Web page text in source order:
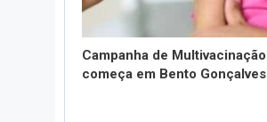
Campanha de Multivacinação
começa em Bento Gonçalves